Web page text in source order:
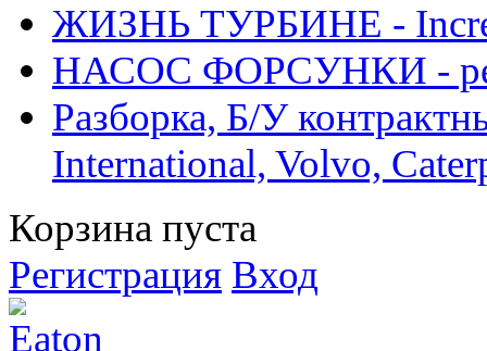
ЖИЗНЬ ТУРБИНЕ -
НАСОС ФОРСУНКИ -
Разборка, Б/У
International, Volvo,
Корзина пуста
Регистрация Вход